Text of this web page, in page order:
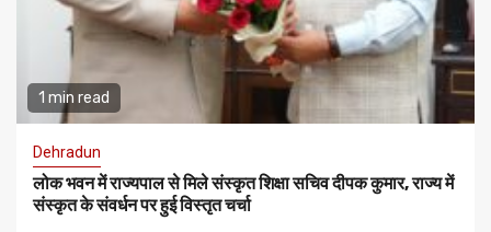
1 min read
Dehradun
लोक भवन में राज्यपाल से मिले संस्कृत शिक्षा सचिव दीपक कुमार, राज्य में
संस्कृत के संवर्धन पर हुई विस्तृत चर्चा